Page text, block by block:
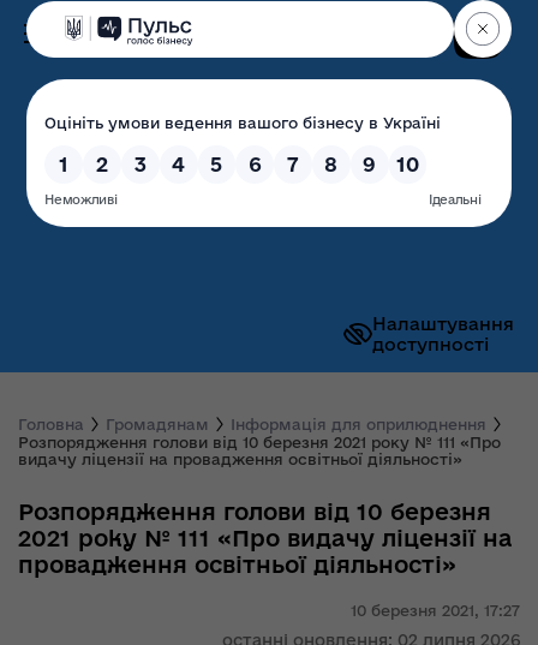
Налаштування
доступності
Волинська обласна
державна адміністрація
Головна Громадянам
Інформація для оприлюднення
Розпорядження голови від 10 березня 2021 року № 111 «Про
видачу ліцензії на провадження освітньої діяльності»
10 березня 2021, 17:27
останні оновлення: 02 липня 2026
Розпорядження голови від 10 березня
2021 року № 111 «Про видачу ліцензії на
провадження освітньої діяльності»